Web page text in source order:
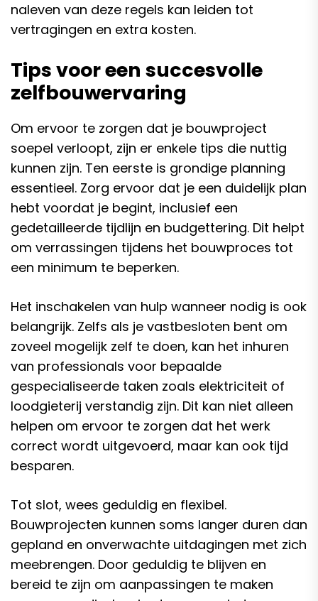
naleven van deze regels kan leiden tot
vertragingen en extra kosten.
Tips voor een succesvolle
zelfbouwervaring
Om ervoor te zorgen dat je bouwproject
soepel verloopt, zijn er enkele tips die nuttig
kunnen zijn. Ten eerste is grondige planning
essentieel. Zorg ervoor dat je een duidelijk plan
hebt voordat je begint, inclusief een
gedetailleerde tijdlijn en budgettering. Dit helpt
om verrassingen tijdens het bouwproces tot
een minimum te beperken.
Het inschakelen van hulp wanneer nodig is ook
belangrijk. Zelfs als je vastbesloten bent om
zoveel mogelijk zelf te doen, kan het inhuren
van professionals voor bepaalde
gespecialiseerde taken zoals elektriciteit of
loodgieterij verstandig zijn. Dit kan niet alleen
helpen om ervoor te zorgen dat het werk
correct wordt uitgevoerd, maar kan ook tijd
besparen.
Tot slot, wees geduldig en flexibel.
Bouwprojecten kunnen soms langer duren dan
gepland en onverwachte uitdagingen met zich
meebrengen. Door geduldig te blijven en
bereid te zijn om aanpassingen te maken